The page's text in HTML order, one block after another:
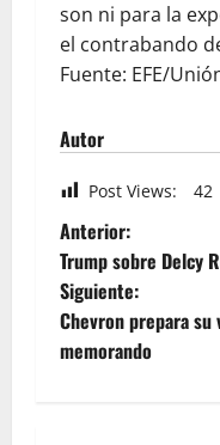
son ni para la
el contrabando
Fuente: EFE/
Autor
Post Views: 42
Anterior:
Trump sobre Delcy
Siguiente:
Chevron prepara
memorando